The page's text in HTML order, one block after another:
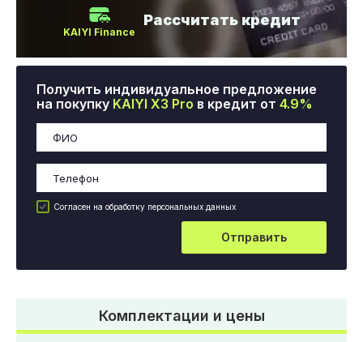
KAIYI Finance
Рассчитать кредит
Получить индивидуальное предложение
на покупку KAIYI X3 Pro в кредит от 4.9%
Согласен на обработку персональных данных
Отправить
Комплектации и цены